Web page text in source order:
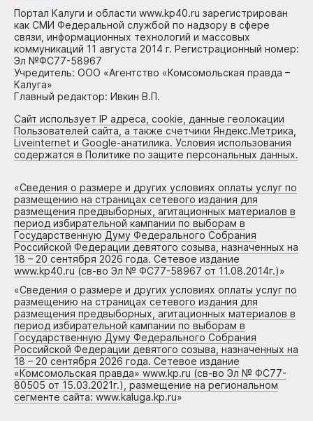
Портал Калуги и области www.kp40.ru зарегистрирован
как СМИ Федеральной службой по надзору в сфере
связи, информационных технологий и массовых
коммуникаций 11 августа 2014 г. Регистрационный номер:
Эл №ФС77-58967
Учредитель: ООО «Агентство «Комсомольская правда –
Калуга»
Главный редактор: Ивкин В.П.
Сайт использует IP адреса, cookie, данные геолокации
Пользователей сайта, а также счетчики Яндекс.Метрика,
Liveinternet и Google-анатилика. Условия использования
содержатся в Политике по защите персональных данных.
«Сведения о размере и других условиях оплаты услуг по
размещению на страницах сетевого издания для
размещения предвыборных, агитационных материалов в
период избирательной кампании по выборам в
Государственную Думу Федерального Собрания
Российской Федерации девятого созыва, назначенных на
18 – 20 сентября 2026 года. Сетевое издание
www.kp40.ru (св-во Эл № ФС77-58967 от 11.08.2014г.)»
«Сведения о размере и других условиях оплаты услуг по
размещению на страницах сетевого издания для
размещения предвыборных, агитационных материалов в
период избирательной кампании по выборам в
Государственную Думу Федерального Собрания
Российской Федерации девятого созыва, назначенных на
18 – 20 сентября 2026 года. Сетевое издание
«Комсомольская правда» www.kp.ru (св-во Эл № ФС77-
80505 от 15.03.2021г.), размещение на региональном
сегменте сайта: www.kaluga.kp.ru»